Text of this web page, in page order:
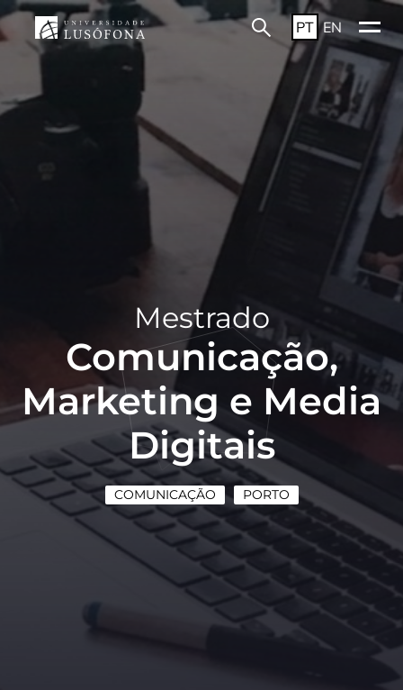
PT EN
Mestrado
Comunicação,
Marketing e Media
Digitais
COMUNICAÇÃO PORTO